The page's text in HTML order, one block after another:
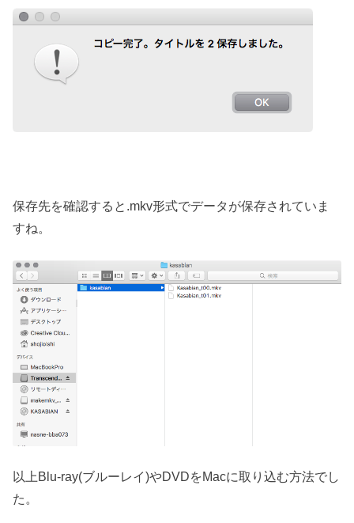
保存先を確認すると.mkv形式でデータが保存されていま
すね。
以上Blu-ray(ブルーレイ)やDVDをMacに取り込む方法でし
た。